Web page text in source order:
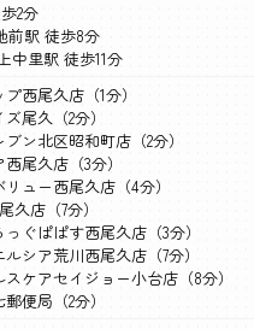
2分
前駅 徒歩8分
中里駅 徒歩11分
西尾久店（1分）
尾久（2分）
ン北区昭和町店（2分）
尾久店（3分）
ュー西尾久店（4分）
店（7分）
ぐぱぱす西尾久店（3分）
シア荒川西尾久店（7分）
ケアセイジョー小台店（8分）
便局（2分）